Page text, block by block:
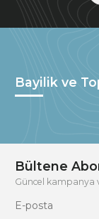
Bayilik ve
Bültene
Güncel kampanya